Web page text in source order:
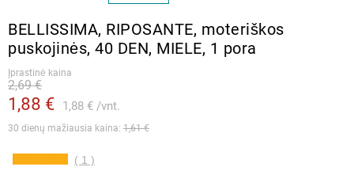
BELLISSIMA, RIPOSANTE, moteriškos
puskojinės, 40 DEN, MIELE, 1 pora
Įprastinė kaina
1,88 € 1,88 € vnt.
2,69 €
30 dienų mažiausia kaina: 1,61 €
( 1 )